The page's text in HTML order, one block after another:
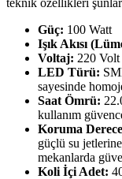
Güç: 100 Watt
Işık Akısı
Voltaj: 220 Volt
LED Türü:
sayesinde
Saat Ömrü:
kullanım
Koruma
güçlü su
mekanlarda
Koli İçi Adet: